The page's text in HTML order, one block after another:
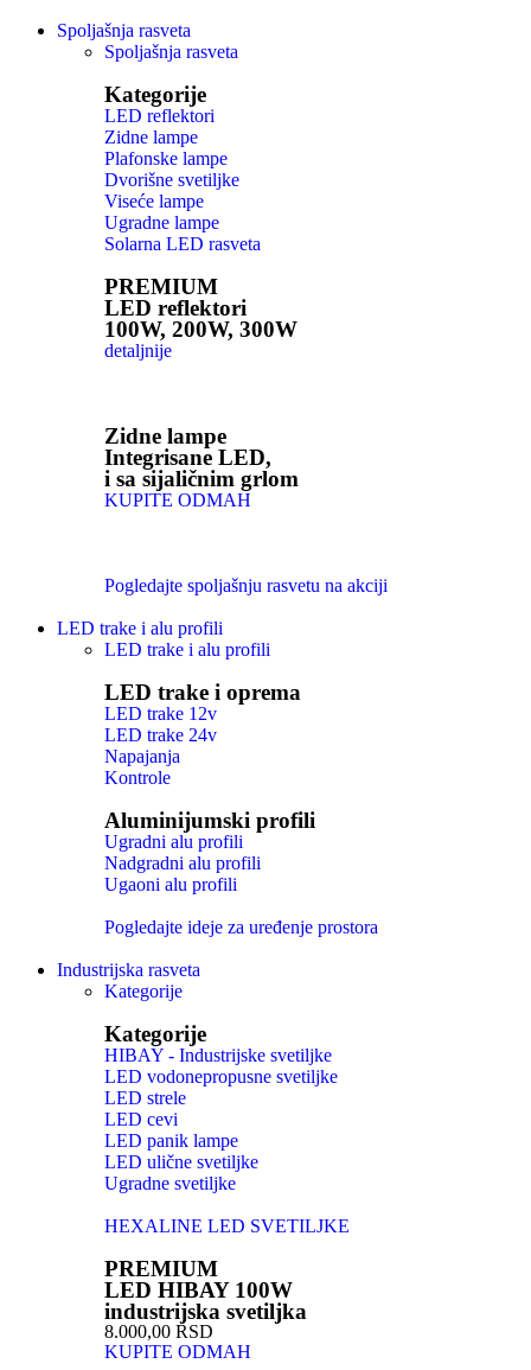
Spoljašnja rasveta
Spoljašnja rasveta
Kategorije
LED reflektori
Zidne lampe
Plafonske lampe
Dvorišne svetiljke
Viseće lampe
Ugradne lampe
Solarna LED rasveta
PREMIUM
LED reflektori
100W, 200W, 300W
detaljnije
Zidne lampe
Integrisane LED,
i sa sijaličnim grlom
KUPITE ODMAH
Pogledajte spoljašnju rasvetu na akciji
LED trake i alu profili
LED trake i alu profili
LED trake i oprema
LED trake 12v
LED trake 24v
Napajanja
Kontrole
Aluminijumski profili
Ugradni alu profili
Nadgradni alu profili
Ugaoni alu profili
Pogledajte ideje za uređenje prostora
Industrijska rasveta
Kategorije
Kategorije
HIBAY - Industrijske svetiljke
LED vodonepropusne svetiljke
LED strele
LED cevi
LED panik lampe
LED ulične svetiljke
Ugradne svetiljke
HEXALINE LED SVETILJKE
PREMIUM
LED HIBAY 100W
industrijska svetiljka
8.000,00 RSD
KUPITE ODMAH